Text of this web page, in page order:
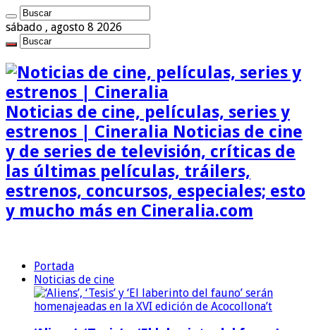
sábado , agosto 8 2026
Noticias de cine, películas, series y
estrenos | Cineralia Noticias de cine
y de series de televisión, críticas de
las últimas películas, tráilers,
estrenos, concursos, especiales; esto
y mucho más en Cineralia.com
Portada
Noticias de cine